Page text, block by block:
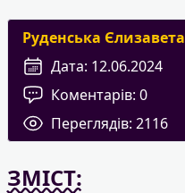
Руденська Єлизавета
Дата: 12.06.2024
Коментарів: 0
Переглядів: 2116
ЗМІСТ: